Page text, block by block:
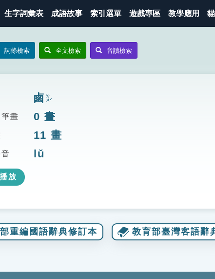
生字詞彙表 成語故事 索引選單 遊戲專區 教學應用
詞條檢索 全文檢索 音讀檢索
鹵 ㄌㄨˇ
畫 0 畫
11 畫
lǔ
播放
重編國語辭典修訂本 教育部臺灣客語辭